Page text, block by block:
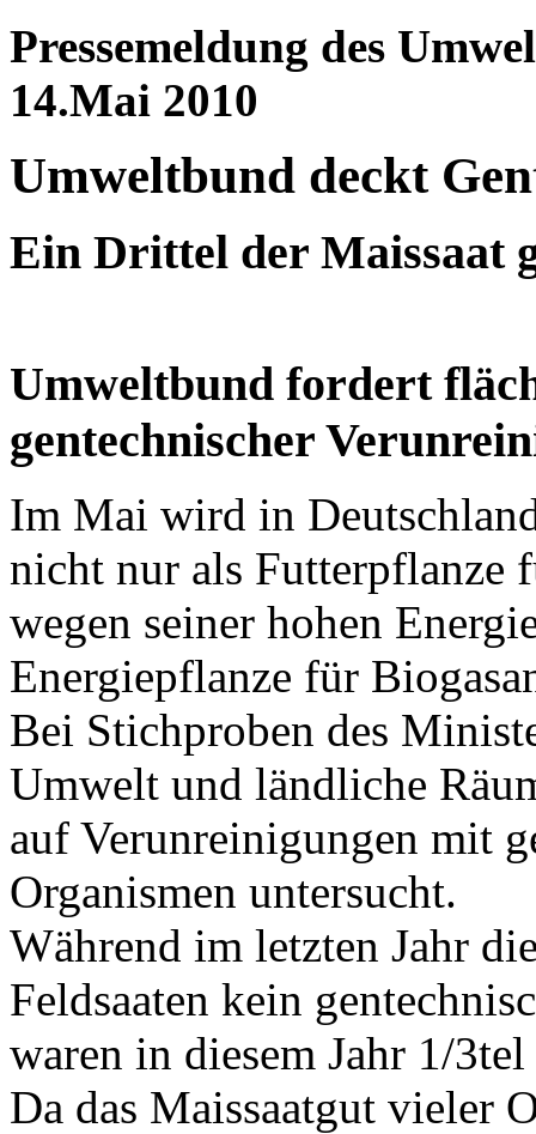
Pressemeldung des
14.Mai 2010
Umweltbund deckt
Ein Drittel der Maissaat
Umweltbund fordert
gentechnischer
Im Mai wird in
nicht nur als Futterpflanze
wegen seiner hohen
Energiepflanze für
Bei Stichproben des
Umwelt und ländliche
auf Verunreinigungen mit
Organismen untersucht.
Während im letzten Jahr
Feldsaaten kein
waren in diesem Jahr 1/
Da das Maissaatgut vieler